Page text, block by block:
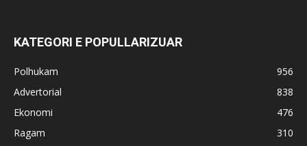
KATEGORI E POPULLARIZUAR
Polhukam
956
Advertorial
838
Ekonomi
476
Ragam
310